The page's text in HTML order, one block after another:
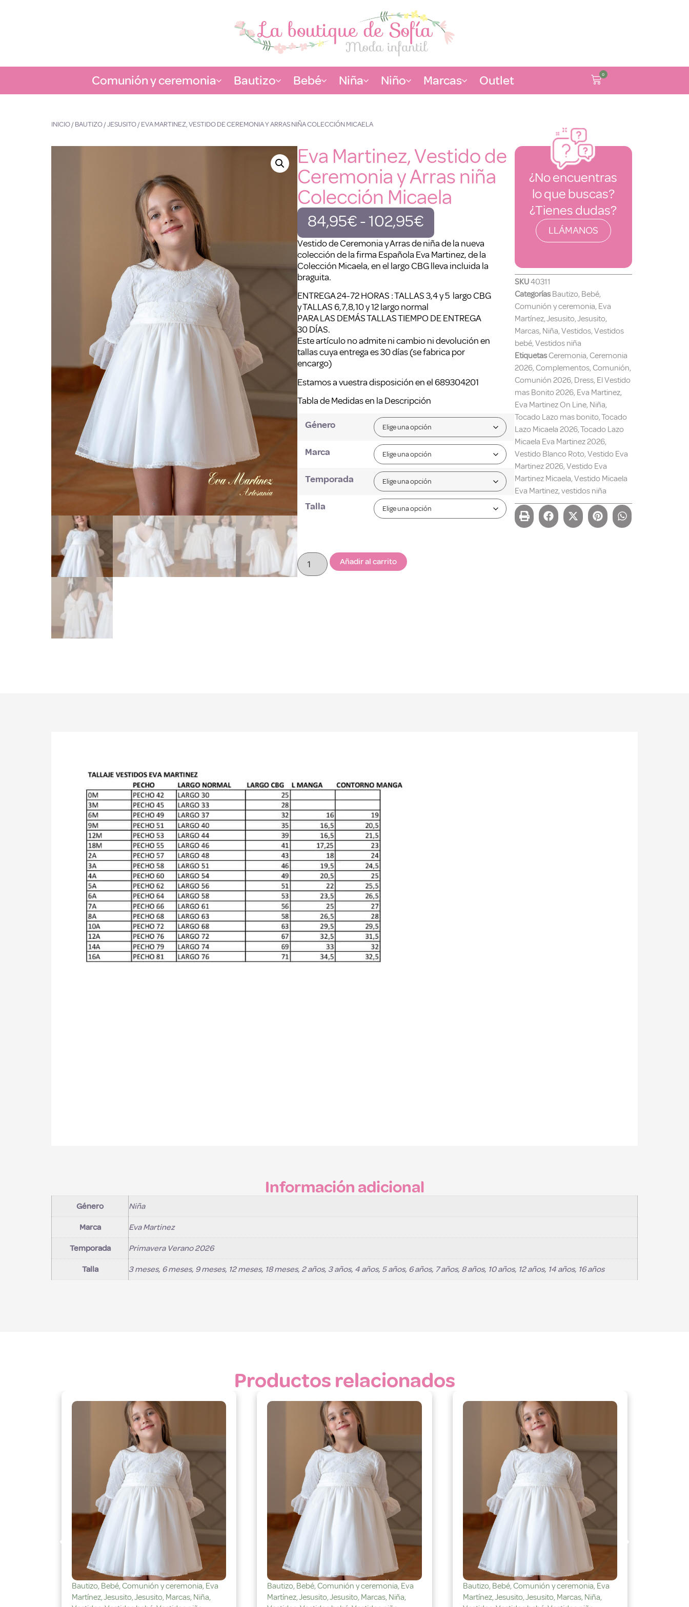
Comunión y ceremonia Bautizo Bebé Niña Niño Marcas Outlet 0
INICIO/BAUTIZO/JESUSITO/ EVA MARTINEZ, VESTIDO DE CEREMONIA Y ARRAS NIÑA COLECCIÓN MICAELA
Eva Martinez, Vestido de
Ceremonia y Arras niña
Colección Micaela
84,95€-102,95€
Vestido de Ceremonia y Arras de niña de la nueva
colección de la firma Española Eva Martinez, de la
Colección Micaela, en el largo CBG lleva incluida la
braguita.
ENTREGA 24-72 HORAS : TALLAS 3,4 y 5 largo CBG
y TALLAS 6,7,8,10 y 12 largo normal
PARA LAS DEMÁS TALLAS TIEMPO DE ENTREGA
30 DÍAS.
Este artículo no admite ni cambio ni devolución en
tallas cuya entrega es 30 días (se fabrica por
encargo)
Estamos a vuestra disposición en el 689304201
Tabla de Medidas en la Descripción
Género
Marca
Temporada
Talla
Añadir al carrito
¿No encuentras
lo que buscas?
¿Tienes dudas?
LLÁMANOS
SKU40311
Categorías Bautizo, Bebé,
Comunión y ceremonia, Eva
Martínez,Jesusito,Jesusito,
Marcas, Niña,Vestidos,Vestidos
bebé,Vestidos niña
EtiquetasCeremonia,Ceremonia
2026,Complementos,Comunión,
Comunión 2026, Dress, El Vestido
mas Bonito 2026, Eva Martinez,
Eva Martinez On Line, Niña,
Tocado Lazo mas bonito,Tocado
Lazo Micaela 2026,Tocado Lazo
Micaela Eva Martinez 2026,
Vestido Blanco Roto,Vestido Eva
Martinez 2026,Vestido Eva
Martinez Micaela,Vestido Micaela
Eva Martinez,vestidos niña
Información adicional
Género Niña
Marca Eva Martinez
Temporada Primavera Verano 2026
Talla 3 meses, 6 meses, 9 meses, 12 meses, 18 meses, 2 años, 3 años, 4 años, 5 años, 6 años, 7 años, 8 años, 10 años, 12 años, 14 años, 16 años
Productos relacionados
Bautizo, Bebé,Comunión y ceremonia, Eva
Martínez,Jesusito,Jesusito, Marcas, Niña,
Bautizo, Bebé,Comunión y ceremonia, Eva
Martínez,Jesusito,Jesusito, Marcas, Niña,
Bautizo, Bebé,Comunión y ceremonia, Eva
Martínez,Jesusito,Jesusito, Marcas, Niña,